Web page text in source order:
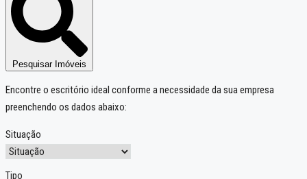
Pesquisar Imóveis
Encontre o escritório ideal conforme a necessidade da sua empresa
preenchendo os dados abaixo:
Situação
Tipo